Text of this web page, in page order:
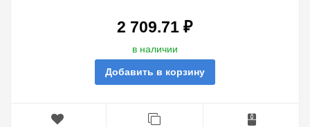
2 709.71 ₽
в наличии
Добавить в корзину